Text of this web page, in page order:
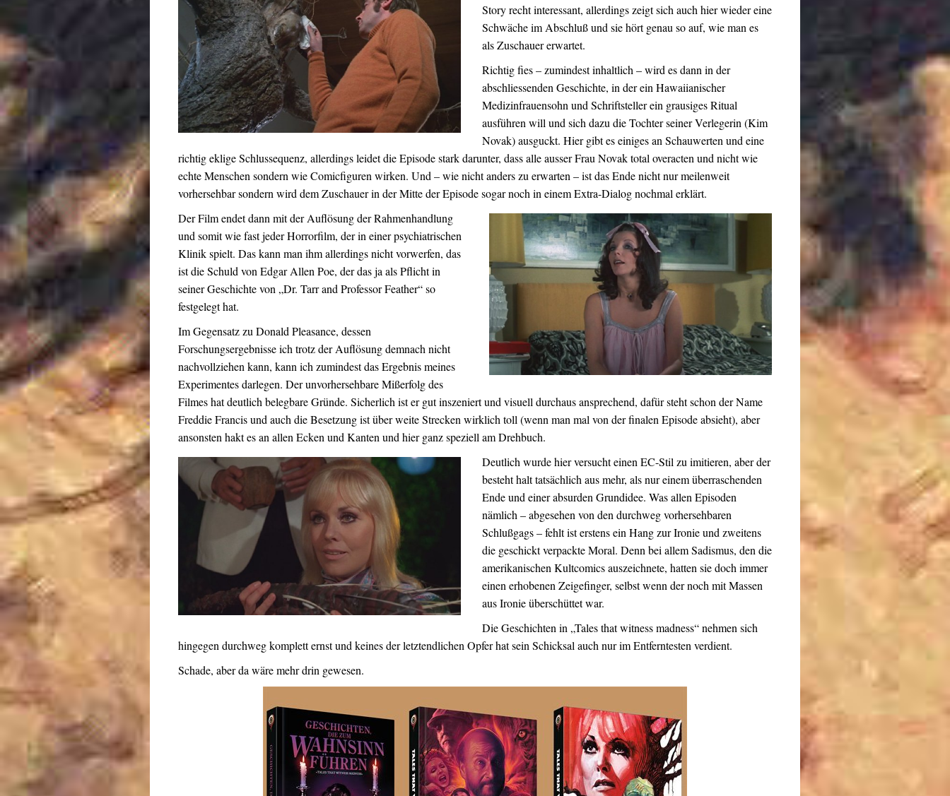
Story recht interessant, allerdings zeigt sich auch hier wieder eine
Schwäche im Abschluß und sie hört genau so auf, wie man es
als Zuschauer erwartet.
Richtig fies – zumindest inhaltlich – wird es dann in der
abschliessenden Geschichte, in der ein Hawaiianischer
Medizinfrauensohn und Schriftsteller ein grausiges Ritual
ausführen will und sich dazu die Tochter seiner Verlegerin (Kim
Novak) ausguckt. Hier gibt es einiges an Schauwerten und eine
richtig eklige Schlussequenz, allerdings leidet die Episode stark darunter, dass alle ausser Frau Novak total overacten und nicht wie
echte Menschen sondern wie Comicfiguren wirken. Und – wie nicht anders zu erwarten – ist das Ende nicht nur meilenweit
vorhersehbar sondern wird dem Zuschauer in der Mitte der Episode sogar noch in einem Extra-Dialog nochmal erklärt.
Der Film endet dann mit der Auflösung der Rahmenhandlung
und somit wie fast jeder Horrorfilm, der in einer psychiatrischen
Klinik spielt. Das kann man ihm allerdings nicht vorwerfen, das
ist die Schuld von Edgar Allen Poe, der das ja als Pflicht in
seiner Geschichte von „Dr. Tarr and Professor Feather“ so
festgelegt hat.
Im Gegensatz zu Donald Pleasance, dessen
Forschungsergebnisse ich trotz der Auflösung demnach nicht
nachvollziehen kann, kann ich zumindest das Ergebnis meines
Experimentes darlegen. Der unvorhersehbare Mißerfolg des
Filmes hat deutlich belegbare Gründe. Sicherlich ist er gut inszeniert und visuell durchaus ansprechend, dafür steht schon der Name
Freddie Francis und auch die Besetzung ist über weite Strecken wirklich toll (wenn man mal von der finalen Episode absieht), aber
ansonsten hakt es an allen Ecken und Kanten und hier ganz speziell am Drehbuch.
Deutlich wurde hier versucht einen EC-Stil zu imitieren, aber der
besteht halt tatsächlich aus mehr, als nur einem überraschenden
Ende und einer absurden Grundidee. Was allen Episoden
nämlich – abgesehen von den durchweg vorhersehbaren
Schlußgags – fehlt ist erstens ein Hang zur Ironie und zweitens
die geschickt verpackte Moral. Denn bei allem Sadismus, den die
amerikanischen Kultcomics auszeichnete, hatten sie doch immer
einen erhobenen Zeigefinger, selbst wenn der noch mit Massen
aus Ironie überschüttet war.
Die Geschichten in „Tales that witness madness“ nehmen sich
hingegen durchweg komplett ernst und keines der letztendlichen Opfer hat sein Schicksal auch nur im Entferntesten verdient.
Schade, aber da wäre mehr drin gewesen.